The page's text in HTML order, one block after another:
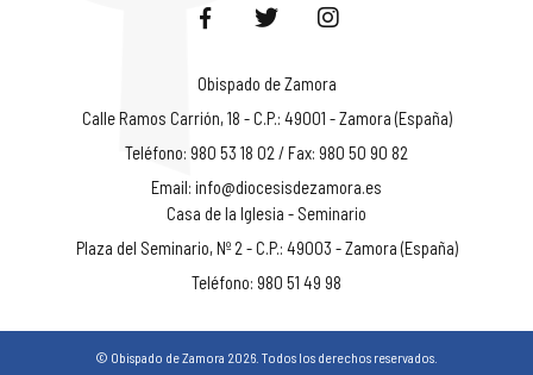
Obispado de Zamora
Calle Ramos Carrión, 18 - C.P.: 49001 - Zamora (España)
Teléfono: 980 53 18 02 / Fax: 980 50 90 82
Email: info@diocesisdezamora.es
Casa de la Iglesia - Seminario
Plaza del Seminario, Nº 2 - C.P.: 49003 - Zamora (España)
Teléfono: 980 51 49 98
© Obispado de Zamora 2026. Todos los derechos reservados.